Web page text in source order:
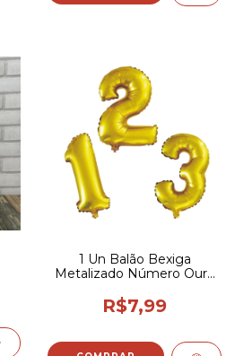
1 Un Balão Bexiga
Metalizado Número Ouro
R$7,99